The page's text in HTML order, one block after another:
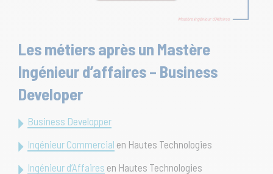
Les métiers après un Mastère
Ingénieur d’affaires – Business
Developer
Business Developper
Ingénieur Commercial en Hautes Technologies
Ingénieur d’Affaires en Hautes Technologies